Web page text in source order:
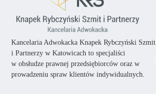
Kancelaria Adwokacka Knapek Rybczyński Szmit
i Partnerzy w Katowicach to specjaliści
w obsłudze prawnej przedsiębiorców oraz w
prowadzeniu spraw klientów indywidualnych.